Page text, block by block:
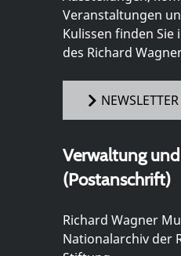
Veranstaltungen
Kulissen finden Sie
des Richard
Verwaltung
(Postanschrift)
Richard Wagner
Nationalarchiv der